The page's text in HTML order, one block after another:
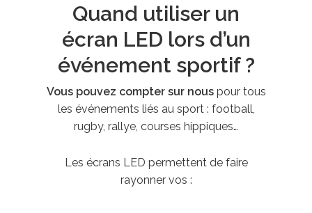
Quand utiliser un
écran LED lors d’un
événement sportif ?
Vous pouvez compter sur nouspour tous
les événements liés au sport : football,
rugby, rallye, courses hippiques…
Les écrans LED permettent de faire
rayonner vos :